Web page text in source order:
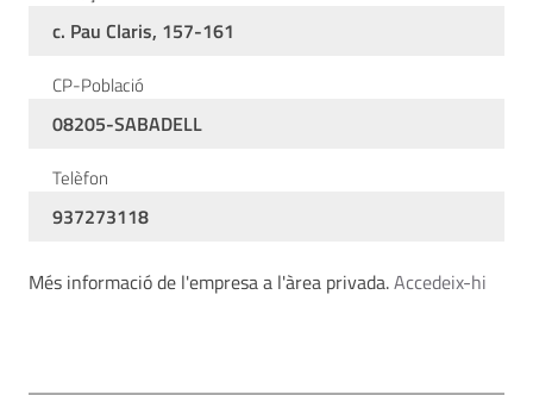
c. Pau Claris, 157-161
CP-Població
08205-SABADELL
Telèfon
937273118
Més informació de l'empresa a l'àrea privada.Accedeix-hi